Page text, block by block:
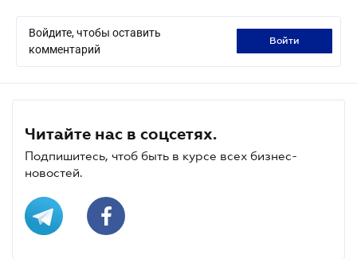
Войдите, чтобы оставить
комментарий
войти
Читайте нас в соцсетях.
Подпишитесь, чтоб быть в курсе всех бизнес-
новостей.